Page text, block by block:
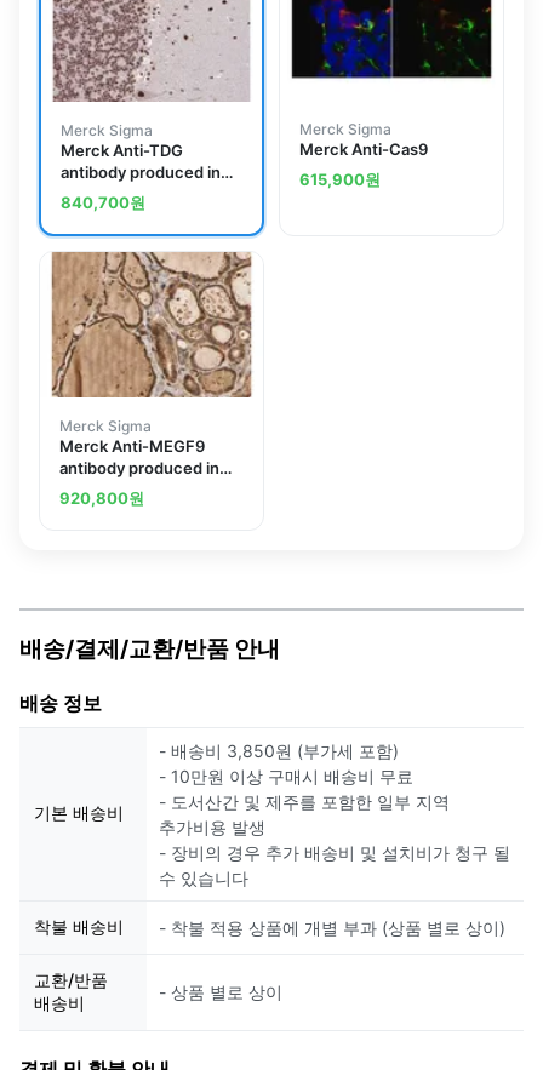
Merck Sigma
Merck Anti-TDG
antibody produced in
rabbit
840,700원
Merck Sigma
Merck Anti-Cas9
615,900원
Merck Sigma
Merck Anti-MEGF9
antibody produced in
rabbit
920,800원
배송/결제/교환/반품 안내
배송 정보
기본 배송비
- 배송비 3,850원 (부가세 포함)
- 10만원 이상 구매시 배송비 무료
- 도서산간 및 제주를 포함한 일부 지역
추가비용 발생
- 장비의 경우 추가 배송비 및 설치비가 청구 될
수 있습니다
착불 배송비 - 착불 적용 상품에 개별 부과 (상품 별로 상이)
교환/반품
배송비
- 상품 별로 상이